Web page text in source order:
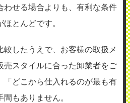
わせる場合よりも、有利な条件
とんどです。
較したうえで、お客様の取扱メ
売スタイルに合った卸業者をご
「どこから仕入れるのが最も有
もありません。